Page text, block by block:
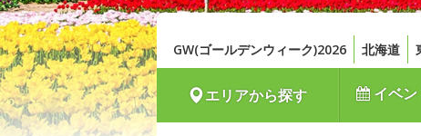
GW(ゴールデンウィーク)2026 北海道
エリアから探す イベン